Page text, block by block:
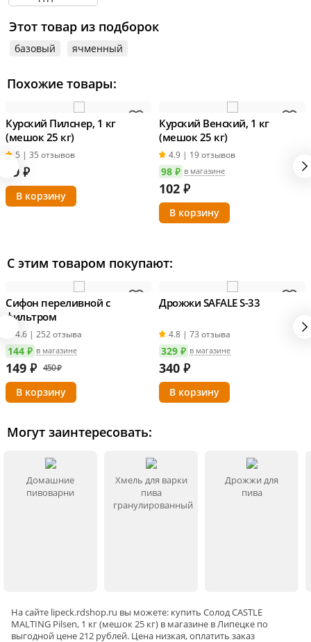
Этот товар из подборок
базовый ячменный
Похожие товары:
Курский Пилснер, 1 кг
(мешок 25 кг)
5 | 35 отзывов
99 ₽
Курский Венский, 1 кг
(мешок 25 кг)
4.9 | 19 отзывов
98 ₽ в магазине
102 ₽
С этим товаром покупают:
Сифон переливной с
фильтром
4.6 | 252 отзыва
144 ₽ в магазине
149 ₽ 450 ₽
Дрожжи SAFALE S-33
4.8 | 73 отзыва
329 ₽ в магазине
340 ₽
Могут заинтересовать:
Домашние
пивоварни
Хмель для варки
пива
гранулированный
Дрожжи для
пива
На сайте lipeck.rdshop.ru вы можете: купить Солод CASTLE
MALTING Pilsen, 1 кг (мешок 25 кг) в магазине в Липецке по
выгодной цене 212 рублей. Цена низкая, оплатить заказ